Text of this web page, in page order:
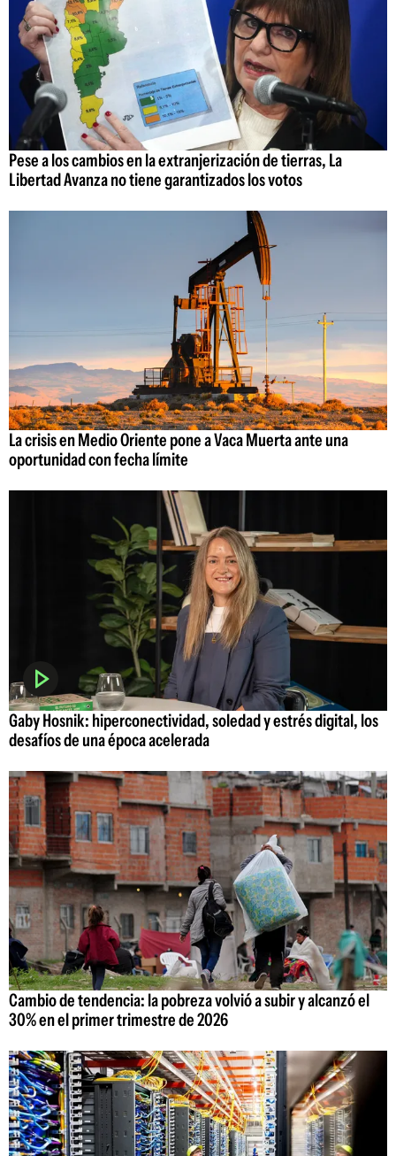
Pese a los cambios en la extranjerización de tierras, La
Libertad Avanza no tiene garantizados los votos
La crisis en Medio Oriente pone a Vaca Muerta ante una
oportunidad con fecha límite
Gaby Hosnik: hiperconectividad, soledad y estrés digital, los
desafíos de una época acelerada
Cambio de tendencia: la pobreza volvió a subir y alcanzó el
30% en el primer trimestre de 2026